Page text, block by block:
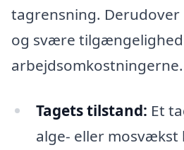
tagrensning.
og svære tilgængelighed
arbejdsomkostningerne.
Tagets tilstand: Et
alge- eller